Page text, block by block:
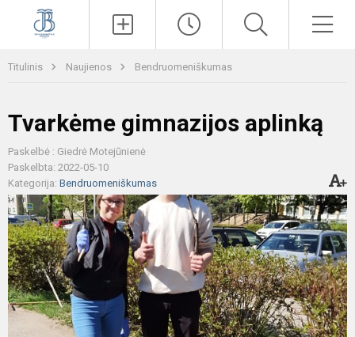
Titulinis Naujienos Bendruomeniškumas
Tvarkėme gimnazijos aplinką
Paskelbė : Giedrė Motejūnienė
Paskelbta: 2022-05-10
Kategorija: Bendruomeniškumas